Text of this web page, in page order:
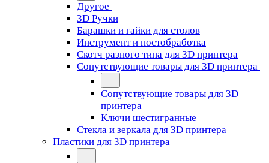
Другое
3D Ручки
Барашки и гайки для столов
Инструмент и постобработка
Скотч разного типа для 3D принтера
Сопутствующие товары для 3D принтера
Сопутствующие товары для 3D
принтера
Ключи шестигранные
Стекла и зеркала для 3D принтера
Пластики для 3D принтера